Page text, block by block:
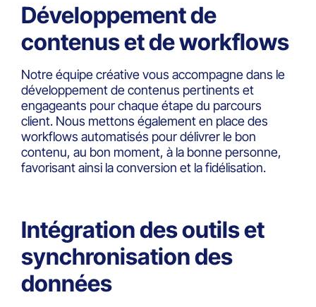
Développement de
contenus et de workflows
Notre équipe créative vous accompagne dans le
développement de contenus pertinents et
engageants pour chaque étape du parcours
client. Nous mettons également en place des
workflows automatisés pour délivrer le bon
contenu, au bon moment, à la bonne personne,
favorisant ainsi la conversion et la fidélisation.
Intégration des outils et
synchronisation des
données